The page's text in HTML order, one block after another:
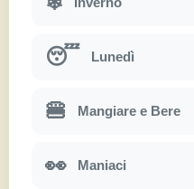
😴 Lunedì
🍔 Mangiare e Bere
👀 Maniaci